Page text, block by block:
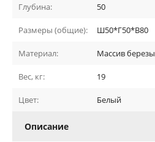
Глубина: 50
Размеры (общие): Ш50*Г50*В80
Материал: Массив березы
Вес, кг: 19
Цвет: Белый
Описание